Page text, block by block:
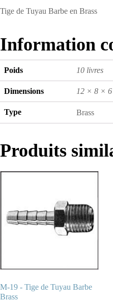
Tige de Tuyau Barbe en Brass
Information
Poids 10 livres
Dimensions 12 × 8 × 6
Type Brass
Produits
M-19 - Tige de Tuyau Barbe
Brass